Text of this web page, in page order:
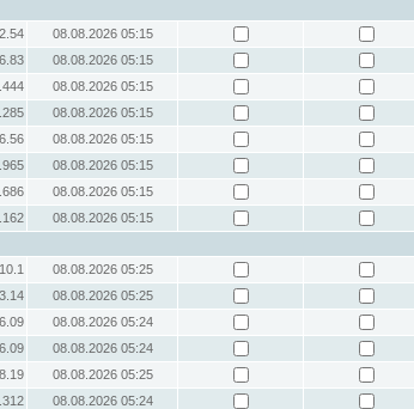
08.08.2026 05:15
08.08.2026 05:15
08.08.2026 05:15
08.08.2026 05:15
08.08.2026 05:15
08.08.2026 05:15
08.08.2026 05:15
08.08.2026 05:15
08.08.2026 05:25
08.08.2026 05:25
08.08.2026 05:24
08.08.2026 05:24
08.08.2026 05:25
08.08.2026 05:24